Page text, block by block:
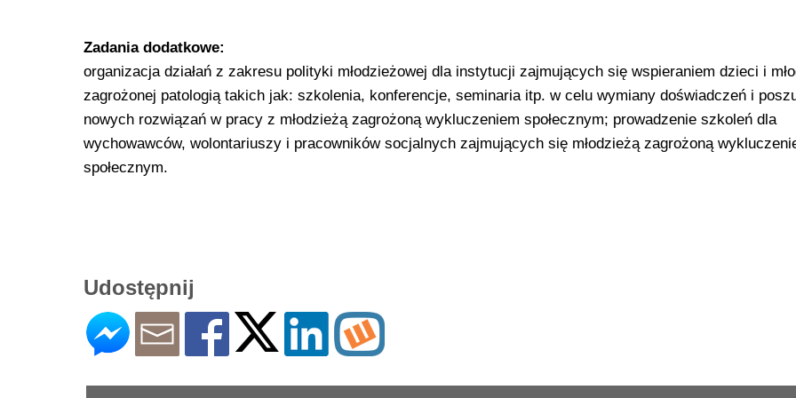
Zadania dodatkowe:
organizacja działań z zakresu polityki młodzieżowej dla instytucji zajmujących się wspieraniem dzieci i
zagrożonej patologią takich jak: szkolenia, konferencje, seminaria itp. w celu wymiany doświadczeń i
nowych rozwiązań w pracy z młodzieżą zagrożoną wykluczeniem społecznym; prowadzenie szkoleń dla
wychowawców, wolontariuszy i pracowników socjalnych zajmujących się młodzieżą zagrożoną
społecznym.
Udostępnij